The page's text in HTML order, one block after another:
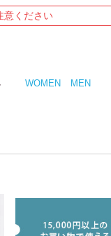
意ください
WOMEN MEN